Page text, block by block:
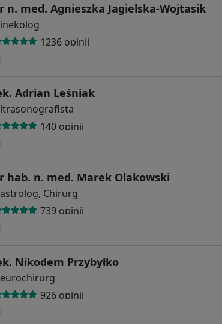
n. med. Agnieszka Jagielska-Wojtasik
1236 opinii
Adrian Leśniak
140 opinii
hab. n. med. Marek Olakowski
Chirurg
739 opinii
Nikodem Przybyłko
926 opinii